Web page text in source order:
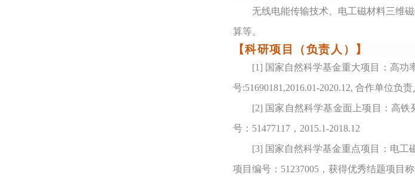
无线电能传输技术、电工磁材料三维
算等。
【科研项目（负责人）】
[1] 国家自然科学基金重大项目：高功
号:51690181,2016.01-2020.12, 合作单位负责
[2] 国家自然科学基金面上项目：高
号：51477117，2015.1-2018.12
[3] 国家自然科学基金重点项目：电工
项目编号：51237005，获得优秀结题项目称